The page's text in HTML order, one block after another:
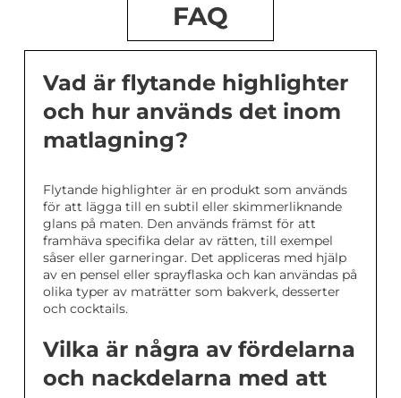
FAQ
Vad är flytande highlighter
och hur används det inom
matlagning?
Flytande highlighter är en produkt som används
för att lägga till en subtil eller skimmerliknande
glans på maten. Den används främst för att
framhäva specifika delar av rätten, till exempel
såser eller garneringar. Det appliceras med hjälp
av en pensel eller sprayflaska och kan användas på
olika typer av maträtter som bakverk, desserter
och cocktails.
Vilka är några av fördelarna
och nackdelarna med att